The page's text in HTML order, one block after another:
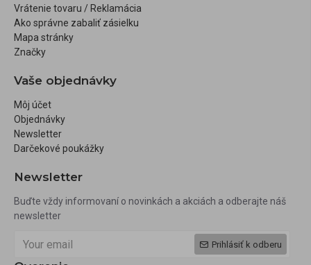
Vrátenie tovaru / Reklamácia
Ako správne zabaliť zásielku
Mapa stránky
Značky
Vaše objednávky
Môj účet
Objednávky
Newsletter
Darčekové poukážky
Newsletter
Buďte vždy informovaní o novinkách a akciách a odberajte náš
newsletter
Prihlásiť k odberu